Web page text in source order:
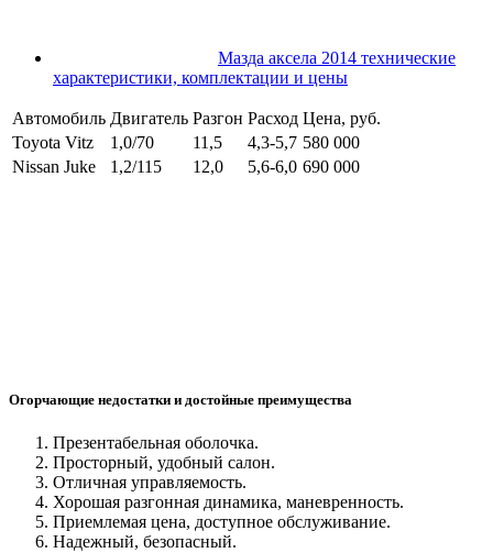
Мазда аксела 2014 технические
характеристики, комплектации и цены
Автомобиль Двигатель Разгон Расход Цена, руб.
Toyota Vitz
1,0/70 11,5 4,3-5,7 580 000
Nissan Juke
1,2/115 12,0 5,6-6,0 690 000
Огорчающие недостатки и достойные преимущества
Презентабельная оболочка.
Просторный, удобный салон.
Отличная управляемость.
Хорошая разгонная динамика, маневренность.
Приемлемая цена, доступное обслуживание.
Надежный, безопасный.